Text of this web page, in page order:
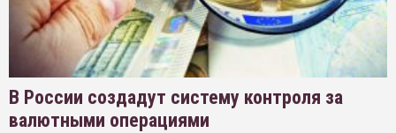
В России создадут систему контроля за
валютными операциями